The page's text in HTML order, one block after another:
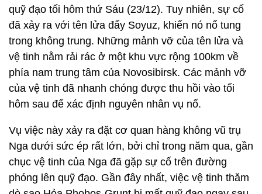
quỹ đạo tối hôm thứ Sáu (23/12). Tuy nhiên, sự cố
đã xảy ra với tên lửa đẩy Soyuz, khiến nó nổ tung
trong không trung. Những mảnh vỡ của tên lửa và
vệ tinh nằm rải rác ở một khu vực rộng 100km về
phía nam trung tâm của Novosibirsk. Các mảnh vỡ
của vệ tinh đã nhanh chóng được thu hồi vào tối
hôm sau để xác định nguyên nhân vụ nổ.
Vụ việc này xảy ra đặt cơ quan hàng không vũ trụ
Nga dưới sức ép rất lớn, bởi chỉ trong năm qua, gần
chục vệ tinh của Nga đã gặp sự cố trên đường
phóng lên quỹ đạo. Gần đây nhất, việc vệ tinh thăm